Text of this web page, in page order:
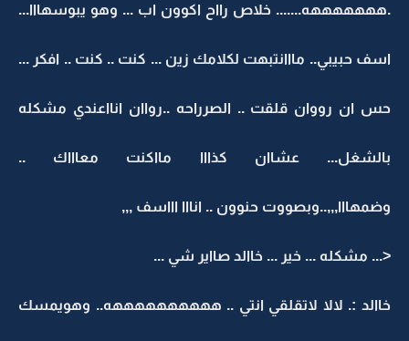
.هههههههه....... خلاص رااح اكوون اب ... وهو يبوسهااا...
اسف حبيبي.. مااانتبهت لكلامك زين ... كنت .. كنت .. افكر ...
حس ان رووان قلقت .. الصرراحه ..رواان انااعندي مشكله
بالشغل... عشاان كذااا مااكنت معاااك ..
وضمهااا,,,..وبصووت حنوون .. انااا اااسف ,,,
<... مشكله ... خير ... خاالد صااير شي ...
خاالد :. لالا لاتقلقي انتي .. ههههههههههه.. وهويمسك